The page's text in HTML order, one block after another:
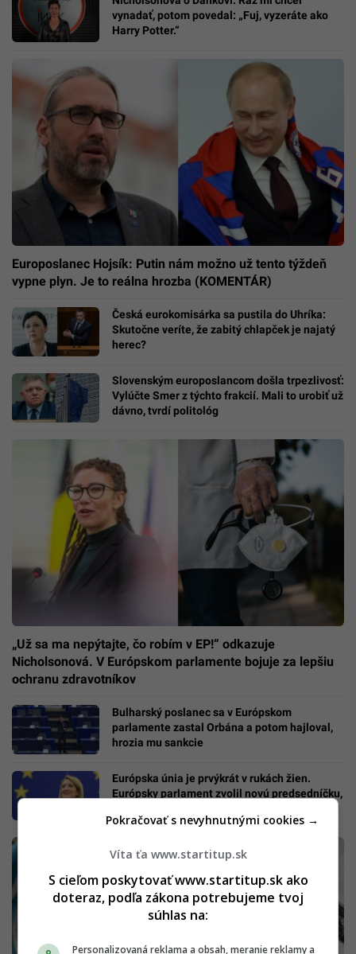
vynadať, potom povedal: „Fuj, vyzeráte ako
Harry Potter.“
Europoslanec Hojsík: Putin nám možno už tento týždeň
vypne plyn. Je to reálna hrozba (KOMENTÁR)
Česká eurokomisárka sa pustila do Uhríka:
Skutočne veríte, že zabitý chlapček je najatý
herec?
Slovenským europoslancom došla trpezlivosť:
Vylúčte Smer z týchto frakcií. Mali to urobiť už
dávno, tvrdí politológ
„Už sa ma nepýtajte, čo robím v EP!“ odkazuje
Nicholsonová. V Európskom parlamente bojuje za lepšiu
ochranu zdravotníkov
Bulharský poslanec sa v Európskom
parlamente zastal Orbána a potom hajloval,
hrozia mu sankcie
Európska únia je prvýkrát v rukách žien.
Európsky parlament zvolil novú predsedníčku,
Víta ťa www.startitup.sk
S cieľom poskytovať www.startitup.sk ako
doteraz, podľa zákona potrebujeme tvoj
súhlas na:
Personalizovaná reklama a obsah, meranie reklamy a
Pokračovať s nevyhnutnými cookies →